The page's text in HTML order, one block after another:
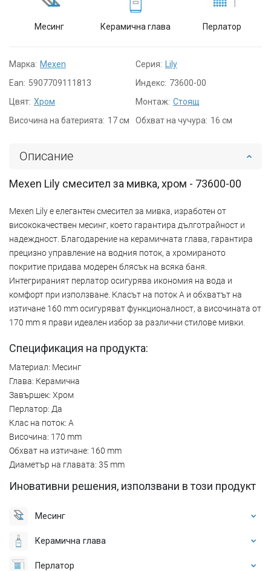
Месинг Керамична глава Перлатор
Марка: Mexen Серия:
Lily
Ean: 5907709111813 Индекс: 73600-00
Цвят: Хром Монтаж: Стоящ
Височина на батерията: 17 см Обхват на чучура: 16 см
Описание
Mexen Lily смесител за мивка, хром - 73600-00
Mexen Lily е елегантен смесител за мивка, изработен от
висококачествен месинг, което гарантира дълготрайност и
надеждност. Благодарение на керамичната глава, гарантира
прецизно управление на водния поток, а хромираното
покритие придава модерен блясък на всяка баня.
Интегрираният перлатор осигурява икономия на вода и
комфорт при използване. Класът на поток A и обхватът на
изтичане 160 mm осигуряват функционалност, а височината от
170 mm я прави идеален избор за различни стилове мивки.
Спецификация на продукта:
Материал: Месинг
Глава: Керамична
Завършек: Хром
Перлатор: Да
Клас на поток: A
Височина: 170 mm
Обхват на изтичане: 160 mm
Диаметър на главата: 35 mm
Иновативни решения, използвани в този продукт
Месинг
Керамична глава
Перлатор